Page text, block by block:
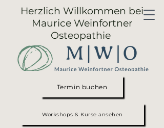
Herzlich Willkommen bei
Maurice Weinfortner
Osteopathie
Termin buchen
Workshops & Kurse ansehen